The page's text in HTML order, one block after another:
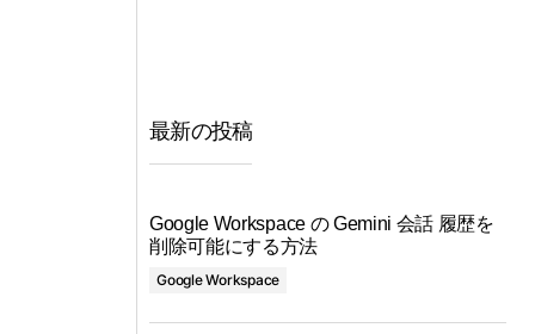
最新の投稿
Google Workspace の Gemini 会話 履歴を
削除可能にする方法
Google Workspace